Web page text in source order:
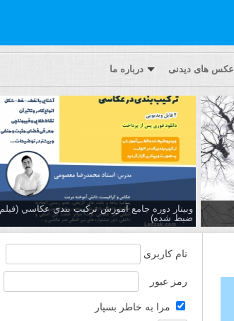
عکس های دیدنی درباره ما
وبینار دوره جامع آموزش تركيب بندي عكاسي (فیلم
ضبط شده)
نام کاربری
رمز عبور
مرا به خاطر بسپار